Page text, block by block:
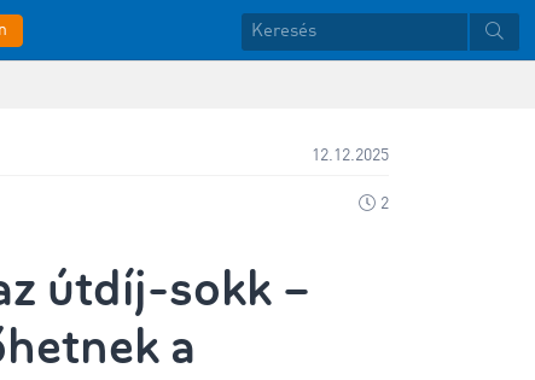
12.12.2025
2
útdíj-sokk –
a